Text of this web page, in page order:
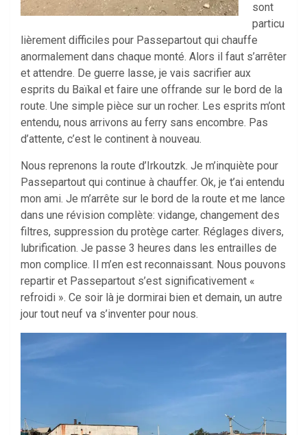
sont
particu
lièrement difficiles pour Passepartout qui chauffe
anormalement dans chaque monté. Alors il faut s’arrêter
et attendre. De guerre lasse, je vais sacrifier aux
esprits du Baïkal et faire une offrande sur le bord de la
route. Une simple pièce sur un rocher. Les esprits m’ont
entendu, nous arrivons au ferry sans encombre. Pas
d’attente, c’est le continent à nouveau.
Nous reprenons la route d’Irkoutzk. Je m’inquiète pour
Passepartout qui continue à chauffer. Ok, je t’ai entendu
mon ami. Je m’arrête sur le bord de la route et me lance
dans une révision complète: vidange, changement des
filtres, suppression du protège carter. Réglages divers,
lubrification. Je passe 3 heures dans les entrailles de
mon complice. Il m’en est reconnaissant. Nous pouvons
repartir et Passepartout s’est significativement «
refroidi ». Ce soir là je dormirai bien et demain, un autre
jour tout neuf va s’inventer pour nous.